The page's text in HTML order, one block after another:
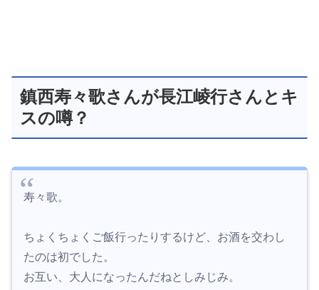
鎮西寿々歌さんが長江崚行さんとキ
スの噂？
寿々歌。
ちょくちょくご飯行ったりするけど、お酒を交わし
たのは初でした。
お互い、大人になったんだねとしみじみ。